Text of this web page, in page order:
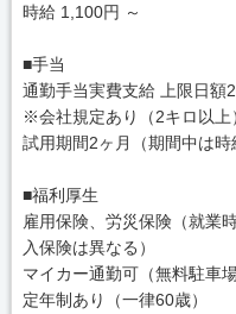
時給 1,100円 ～
■手当
通勤手当実費支給 上限日額
※会社規定あり（2キロ以上
試用期間2ヶ月（期間中は時
■福利厚生
雇用保険、労災保険（就業
入保険は異なる）
マイカー通勤可（無料駐車場
定年制あり（一律60歳）